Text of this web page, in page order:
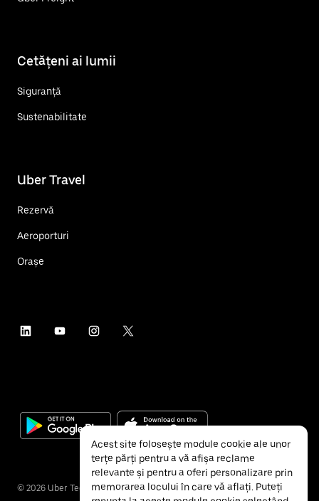
Cetățeni ai lumii
Siguranță
Sustenabilitate
Uber Travel
Rezervă
Aeroporturi
Orașe
© 2026 Uber Technologies Inc.
Acest site folosește module cookie ale unor
terțe părți pentru a vă afișa reclame
relevante și pentru a oferi personalizare prin
memorarea locului în care vă aflați. Puteți